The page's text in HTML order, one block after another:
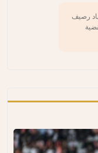
رصيف